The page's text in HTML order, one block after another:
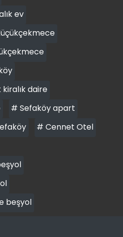
ev
daire
# Sefaköy apart
# Cennet Otel
beşyol